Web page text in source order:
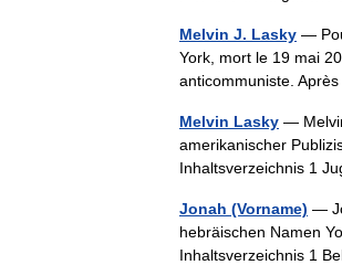
Melvin J. Lasky —
York, mort le 19 mai
anticommuniste.
Melvin Lasky —
amerikanischer
Inhaltsverzeichnis 1
Jonah (Vorname) —
hebräischen Namen
Inhaltsverzeichnis 1